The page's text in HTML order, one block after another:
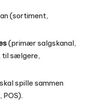
(sortiment,
(primær salgskanal,
til sælgere,
spille sammen
POS).